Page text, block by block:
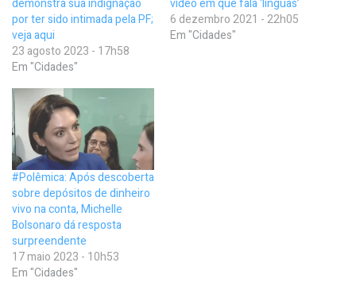
demonstra sua indignação
por ter sido intimada pela PF;
veja aqui
23 agosto 2023 - 17h58
Em "Cidades"
vídeo em que fala ‘línguas’
6 dezembro 2021 - 22h05
Em "Cidades"
#Polêmica: Após descoberta
sobre depósitos de dinheiro
vivo na conta, Michelle
Bolsonaro dá resposta
surpreendente
17 maio 2023 - 10h53
Em "Cidades"